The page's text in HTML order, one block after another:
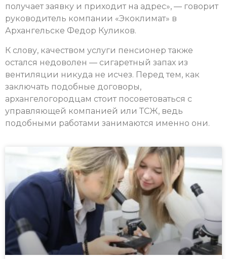
получает заявку и приходит на адрес», — говорит
руководитель компании «Экоклимат» в
Архангельске Федор Куликов.
К слову, качеством услуги пенсионер также
остался недоволен — сигаретный запах из
вентиляции никуда не исчез. Перед тем, как
заключать подобные договоры,
архангелогородцам стоит посоветоваться с
управляющей компанией или ТСЖ, ведь
подобными работами занимаются именно они.